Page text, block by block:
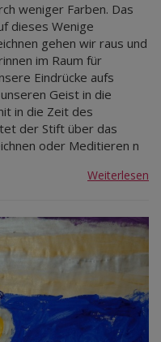
weniger Farben. Das
dieses Wenige
gehen wir raus und
im Raum für
Eindrücke aufs
Geist in die
in die Zeit des
der Stift über das
oder Meditieren n
Weiterlesen